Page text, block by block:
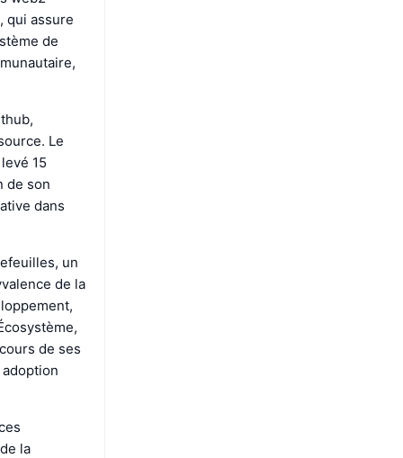
qui assure
de
Le
15
de son
dans
un
de la
de ses
la